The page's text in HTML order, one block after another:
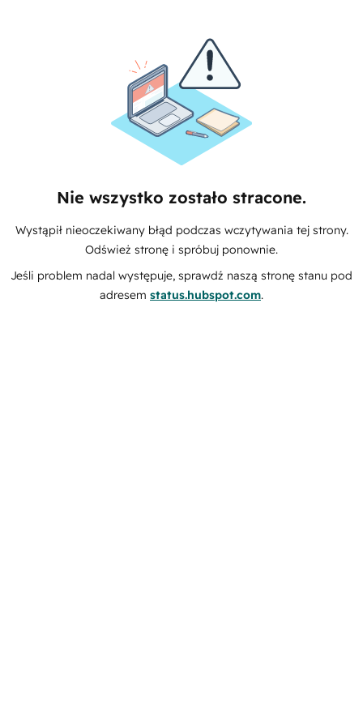
Nie wszystko zostało stracone.
Wystąpił nieoczekiwany błąd podczas wczytywania tej strony.
Odśwież stronę i spróbuj ponownie.
Jeśli problem nadal występuje, sprawdź naszą stronę stanu pod
adresem status.hubspot.com.